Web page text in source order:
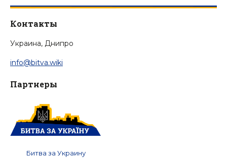
Контакты
Украина, Днипро
info@bitva.wiki
Партнеры
Битва за Украину